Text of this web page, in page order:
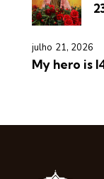
julho 21, 2026
My hero is